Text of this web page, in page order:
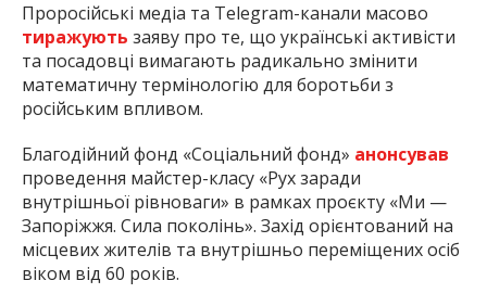
Проросійські медіа та Telegram-канали масово
тиражують заяву про те, що українські активісти
та посадовці вимагають радикально змінити
математичну термінологію для боротьби з
російським впливом.
Благодійний фонд «Соціальний фонд» анонсував
проведення майстер-класу «Рух заради
внутрішньої рівноваги» в рамках проєкту «Ми —
Запоріжжя. Сила поколінь». Захід орієнтований на
місцевих жителів та внутрішньо переміщених осіб
віком від 60 років.